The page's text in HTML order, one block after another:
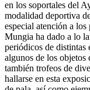
en los soportales del
modalidad deportiva
especial atención a
Mungia ha dado a lo
periódicos de distintas
algunos de los objetos
también trofeos de
hallarse en esta